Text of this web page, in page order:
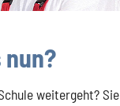
nun?
weitergeht? Sie